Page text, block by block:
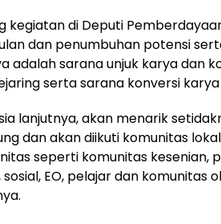
kegiatan di Deputi
dan penumbuhan potensi
adalah sarana unjuk karya dan
serta sarana konversi karya
lanjutnya, akan menarik
dan akan diikuti komunitas
seperti komunitas kesenian,
EO, pelajar dan komunitas